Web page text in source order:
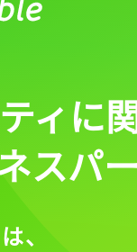
ィに
スパ
、